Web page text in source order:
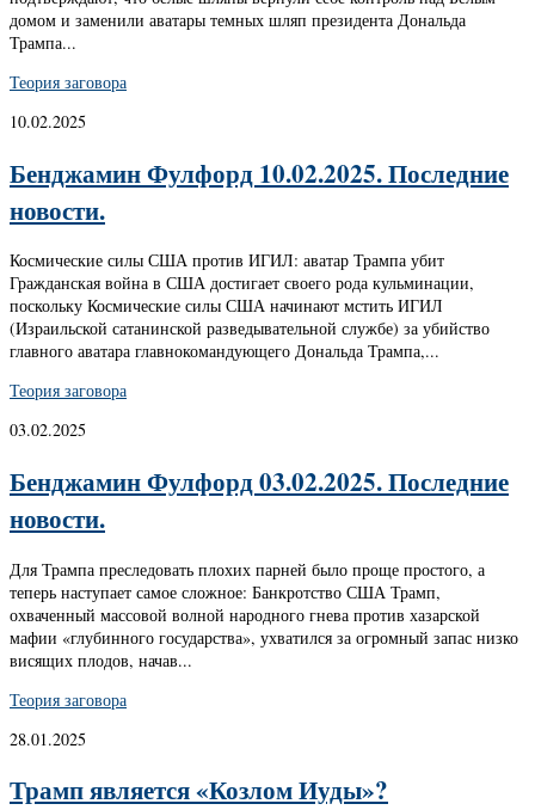
домом и заменили аватары темных шляп президента Дональда
Трампа...
Теория заговора
10.02.2025
Бенджамин Фулфорд 10.02.2025. Последние
новости.
Космические силы США против ИГИЛ: аватар Трампа убит
Гражданская война в США достигает своего рода кульминации,
поскольку Космические силы США начинают мстить ИГИЛ
(Израильской сатанинской разведывательной службе) за убийство
главного аватара главнокомандующего Дональда Трампа,...
Теория заговора
03.02.2025
Бенджамин Фулфорд 03.02.2025. Последние
новости.
Для Трампа преследовать плохих парней было проще простого, а
теперь наступает самое сложное: Банкротство США Трамп,
охваченный массовой волной народного гнева против хазарской
мафии «глубинного государства», ухватился за огромный запас низко
висящих плодов, начав...
Теория заговора
28.01.2025
Трамп является «Козлом Иуды»?